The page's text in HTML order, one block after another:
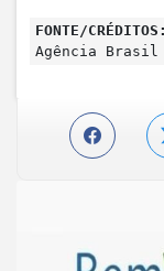
FONTE/CRÉDITOS:
Agência Brasil